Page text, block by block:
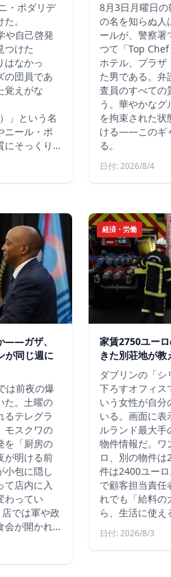
・ポダリデ
。
や自己啓発
つけた
はなかっ
の団員であ
覚えがな
」という名
ニール・ポ
にそっくり…
8月3日月曜日
の名を知らぬ人
ールが、警察署
つて「Top
ホテル、プラザ
た男である。弁
査員のすべての
う。華やかな
を拘束された状
ける――このギ
る。
日付: 2026/8/4
——ガザ、
が同じ週に
は前夜の爆
た。土曜の
るテレグラ
モスクワの
を「厨房の
が明ける前
小包に隠し
て店内に入
わってい
では軍や政
会が開かれ…
経済・労働
家賃2750ユー
きた別荘地が教
ダブリンの「
下ろすオフィス
いう女性が自分
いる。画面に表
ルランド最大
物件情報だ。ワ
ロ、別の物件
件は2400ユー
で顧客担当責任
れでも「給料の
ら、生活に使
日付: 2026/8/3